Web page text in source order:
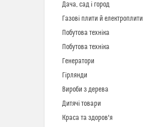
Дача, сад і город
Газові плити й електроплити
Побутова техніка
Побутова техніка
Генератори
Гірлянди
Вироби з дерева
Дитячі товари
Краса та здоров'я